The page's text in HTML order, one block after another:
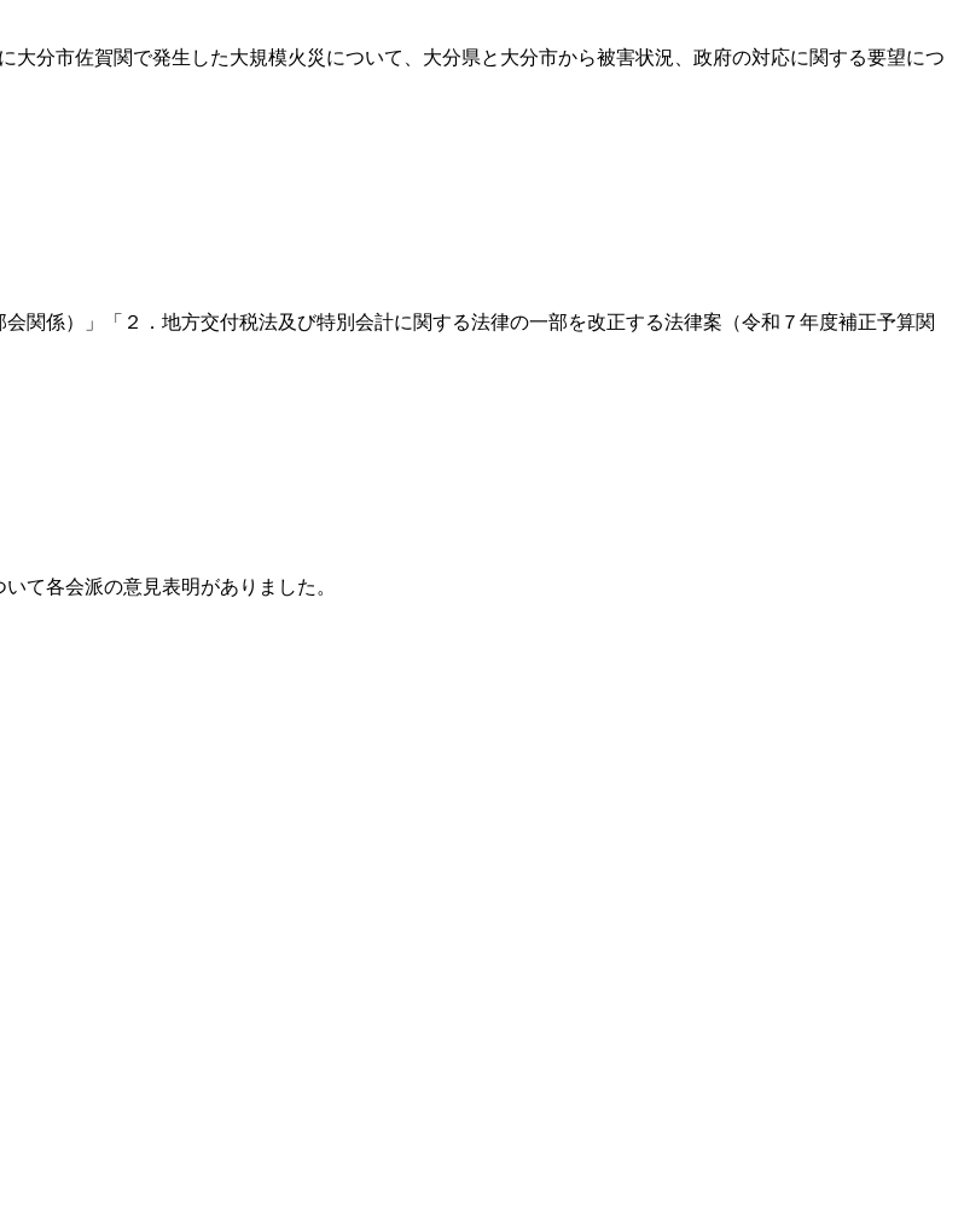
大分市佐賀関で発生した大規模火災について、大分県と大分市から被害状況、政府の対応に関する要望につ
関係）」「２．地方交付税法及び特別会計に関する法律の一部を改正する法律案（令和７年度補正予算関
て各会派の意見表明がありました。